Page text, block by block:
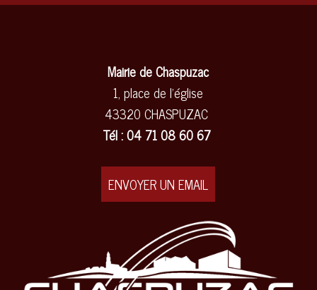
Mairie de Chaspuzac
1, place de l'église
43320 CHASPUZAC
Tél : 04 71 08 60 67
ENVOYER UN EMAIL